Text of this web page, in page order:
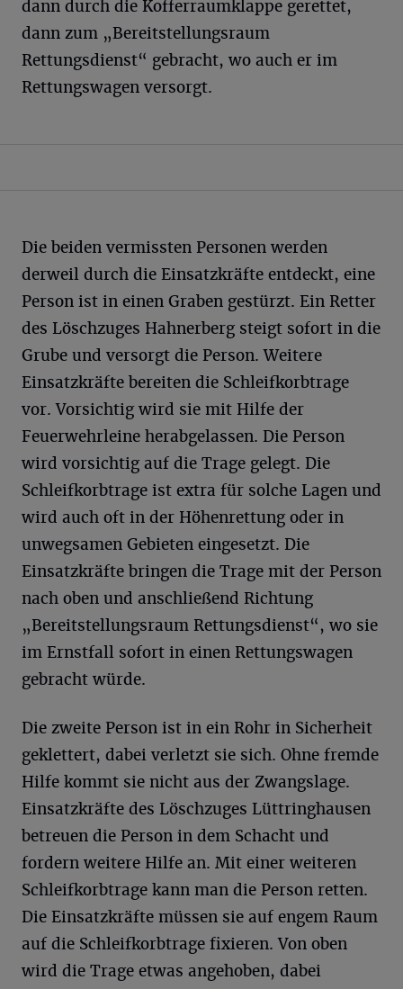
dann durch die Kofferraumklappe gerettet,
dann zum „Bereitstellungsraum
Rettungsdienst“ gebracht, wo auch er im
Rettungswagen versorgt.
Die beiden vermissten Personen werden
derweil durch die Einsatzkräfte entdeckt, eine
Person ist in einen Graben gestürzt. Ein Retter
des Löschzuges Hahnerberg steigt sofort in die
Grube und versorgt die Person. Weitere
Einsatzkräfte bereiten die Schleifkorbtrage
vor. Vorsichtig wird sie mit Hilfe der
Feuerwehrleine herabgelassen. Die Person
wird vorsichtig auf die Trage gelegt. Die
Schleifkorbtrage ist extra für solche Lagen und
wird auch oft in der Höhenrettung oder in
unwegsamen Gebieten eingesetzt. Die
Einsatzkräfte bringen die Trage mit der Person
nach oben und anschließend Richtung
„Bereitstellungsraum Rettungsdienst“, wo sie
im Ernstfall sofort in einen Rettungswagen
gebracht würde.
Die zweite Person ist in ein Rohr in Sicherheit
geklettert, dabei verletzt sie sich. Ohne fremde
Hilfe kommt sie nicht aus der Zwangslage.
Einsatzkräfte des Löschzuges Lüttringhausen
betreuen die Person in dem Schacht und
fordern weitere Hilfe an. Mit einer weiteren
Schleifkorbtrage kann man die Person retten.
Die Einsatzkräfte müssen sie auf engem Raum
auf die Schleifkorbtrage fixieren. Von oben
wird die Trage etwas angehoben, dabei